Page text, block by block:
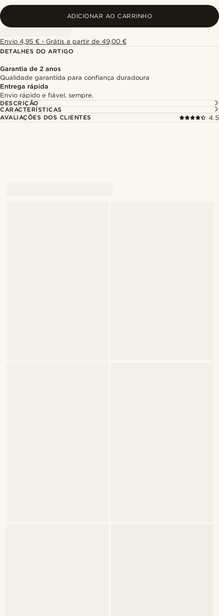
ADICIONAR AO CARRINHO
Envio 4,95 € - Grátis a partir de 49,00 €
DETALHES DO ARTIGO
Garantia de 2 anos
Qualidade garantida para confiança duradoura
Entrega rápida
Envio rápido e fiável, sempre.
DESCRIÇÃO
CARACTERÍSTICAS
AVALIAÇÕES DOS CLIENTES
4.5